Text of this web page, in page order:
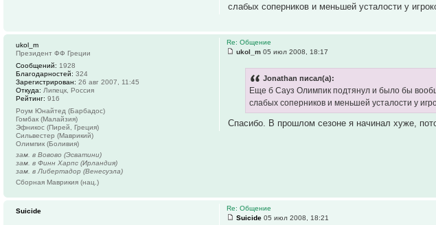
слабых соперников и меньшей усталости у
Re: Общение
ukol_m 05 июл 2008, 18:17
Jonathan писал(а):
Еще б Сауз Олимпик подтянул и было бы
слабых соперников и меньшей усталости у
Спасибо. В прошлом сезоне я начинал хуже,
ukol_m
Президент ФФ Греции
Сообщений: 1928
Благодарностей: 324
Зарегистрирован: 26 авг 2007, 11:45
Откуда: Липецк, Россия
Рейтинг: 916
Роум Юнайтед (Барбадос)
Гомбак (Малайзия)
Эфникос (Пирей, Греция)
Сильвестер (Маврикий)
Олимпик (Боливия)
зам. в Вовово (Эсватини)
зам. в Финн Харпс (Ирландия)
зам. в Либертадор (Венесуэла)
Сборная Маврикия (нац.)
Re: Общение
Suicide 05 июл 2008, 18:21
Suicide